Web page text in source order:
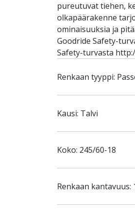
pureutuvat tiehen,
olkapäärakenne
ominaisuuksia ja
Goodride Safety-
Safety-turvasta
Renkaan tyyppi:
Kausi: Talvi
Koko: 245/60-18
Renkaan kantavuus: